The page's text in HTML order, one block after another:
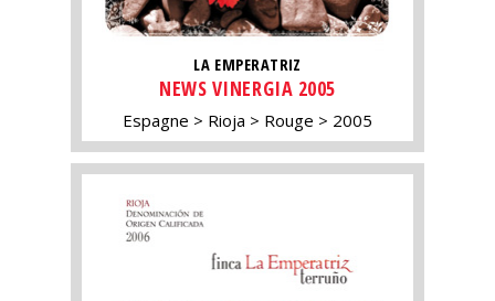
LA EMPERATRIZ
NEWS VINERGIA 2005
Espagne Rioja Rouge 2005